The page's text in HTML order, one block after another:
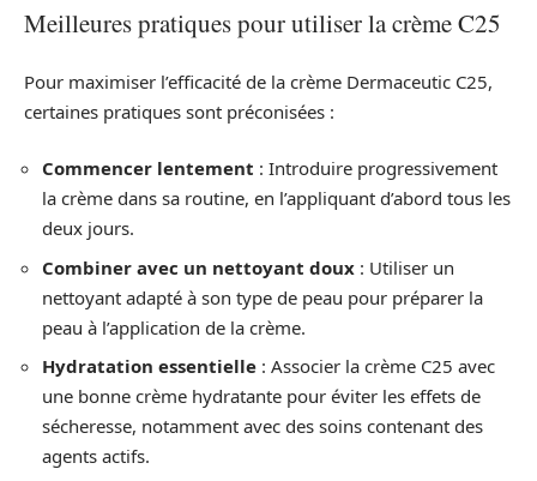
Meilleures pratiques pour utiliser la crème C25
Pour maximiser l’efficacité de la crème Dermaceutic C25,
certaines pratiques sont préconisées :
Commencer lentement : Introduire progressivement
la crème dans sa routine, en l’appliquant d’abord tous les
deux jours.
Combiner avec un nettoyant doux : Utiliser un
nettoyant adapté à son type de peau pour préparer la
peau à l’application de la crème.
Hydratation essentielle : Associer la crème C25 avec
une bonne crème hydratante pour éviter les effets de
sécheresse, notamment avec des soins contenant des
agents actifs.